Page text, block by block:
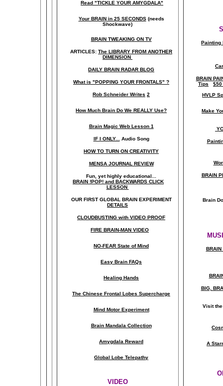
Read "TICKLE YOUR AMYGDALA"
Your BRAIN in 25 SECONDS (needs
Shockwave)
BRAIN TWEAKING ON TV
ARTICLES: The LIBRARY FROM ANOTHER
DIMENSION
DAILY BRAIN RADAR BLOG
What is "POPPING YOUR FRONTALS" ?
Rob Schneider Writes 2
How Much Brain Do We REALLY Use?
Brain Magic Web Lesson 1
IF I ONLY... Audio Song
HOW TO TURN ON CREATIVITY
MENSA JOURNAL REVIEW
Fun, yet highly educational..
BRAIN !POP! and BACKWARDS CLICK
LESSON
OUR FIRST GLOBAL BRAIN EXPERIMENT
DETAILS
CLOUDBUSTING with VIDEO PROOF
FIRE BRAIN-MAN VIDEO
NO-FEAR State of Mind
Easy Brain FAQs
Healing Hands
The Chinese Frontal Lobes Supercharge
Mind Motor Experiment
Brain Mandala Collection
Amygdala Reward
Global Lobe Telepathy
VIDEO
Painting
BRAIN
Tips
$50
HVLP
Make
BRAIN
Brain
BIG,
Visit the
A